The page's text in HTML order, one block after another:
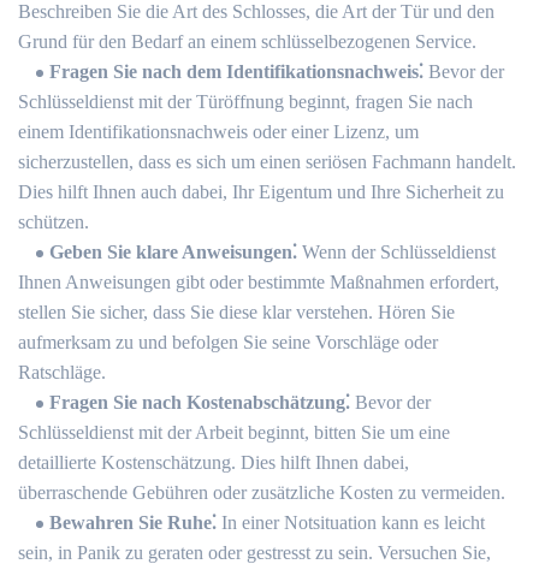
Beschreiben Sie die Art des Schlosses, die Art der Tür und den
Grund für den Bedarf an einem schlüsselbezogenen Service.​
Fragen Sie nach dem Identifikationsnachweis⁚ Bevor der
Schlüsseldienst mit der Türöffnung beginnt, fragen Sie nach
einem Identifikationsnachweis oder einer Lizenz, um
sicherzustellen, dass es sich um einen seriösen Fachmann handelt.​
Dies hilft Ihnen auch dabei, Ihr Eigentum und Ihre Sicherheit zu
schützen.​
Geben Sie klare Anweisungen⁚ Wenn der Schlüsseldienst
Ihnen Anweisungen gibt oder bestimmte Maßnahmen erfordert,
stellen Sie sicher, dass Sie diese klar verstehen.​ Hören Sie
aufmerksam zu und befolgen Sie seine Vorschläge oder
Ratschläge.
Fragen Sie nach Kostenabschätzung⁚ Bevor der
Schlüsseldienst mit der Arbeit beginnt, bitten Sie um eine
detaillierte Kostenschätzung. Dies hilft Ihnen dabei,
überraschende Gebühren oder zusätzliche Kosten zu vermeiden.​
Bewahren Sie Ruhe⁚ In einer Notsituation kann es leicht
sein, in Panik zu geraten oder gestresst zu sein.​ Versuchen Sie,